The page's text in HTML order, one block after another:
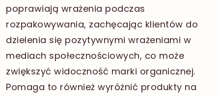
poprawiają wrażenia podczas
rozpakowywania, zachęcając klientów do
dzielenia się pozytywnymi wrażeniami w
mediach społecznościowych, co może
zwiększyć widoczność marki organicznej.
Pomaga to również wyróżnić produkty na